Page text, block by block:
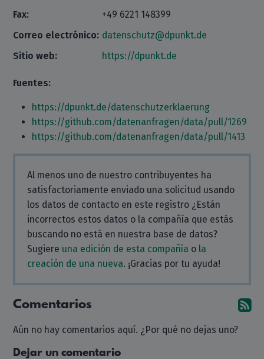
Fax:
+49 6221 148399
Correo electrónico: datenschutz@dpunkt.de
Sitio web:
https://dpunkt.de
Fuentes:
https://dpunkt.de/datenschutzerklaerung
https://github.com/datenanfragen/data/pull/1269
https://github.com/datenanfragen/data/pull/1413
Al menos uno de nuestro contribuyentes ha
satisfactoriamente enviado una solicitud usando
los datos de contacto en este registro ¿Están
incorrectos estos datos o la compañía que estás
buscando no está en nuestra base de datos?
Sugiere una edición de esta compañía o la
creación de una nueva. ¡Gracias por tu ayuda!
Comentarios
Aún no hay comentarios aquí. ¿Por qué no dejas uno?
Dejar un comentario